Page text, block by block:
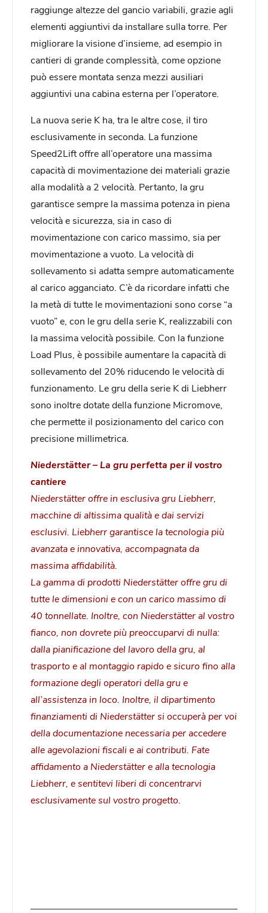
raggiunge altezze del gancio variabili, grazie agli
elementi aggiuntivi da installare sulla torre. Per
migliorare la visione d’insieme, ad esempio in
cantieri di grande complessità, come opzione
può essere montata senza mezzi ausiliari
aggiuntivi una cabina esterna per l’operatore.
La nuova serie K ha, tra le altre cose, il tiro
esclusivamente in seconda. La funzione
Speed2Lift offre all’operatore una massima
capacità di movimentazione dei materiali grazie
alla modalità a 2 velocità. Pertanto, la gru
garantisce sempre la massima potenza in piena
velocità e sicurezza, sia in caso di
movimentazione con carico massimo, sia per
movimentazione a vuoto. La velocità di
sollevamento si adatta sempre automaticamente
al carico agganciato. C’è da ricordare infatti che
la metà di tutte le movimentazioni sono corse “a
vuoto” e, con le gru della serie K, realizzabili con
la massima velocità possibile. Con la funzione
Load Plus, è possibile aumentare la capacità di
sollevamento del 20% riducendo le velocità di
funzionamento. Le gru della serie K di Liebherr
sono inoltre dotate della funzione Micromove,
che permette il posizionamento del carico con
precisione millimetrica.
Niederstätter – La gru perfetta per il vostro
cantiere
Niederstätter offre in esclusiva gru Liebherr,
macchine di altissima qualità e dai servizi
esclusivi. Liebherr garantisce la tecnologia più
avanzata e innovativa, accompagnata da
massima affidabilità.
La gamma di prodotti Niederstätter offre gru di
tutte le dimensioni e con un carico massimo di
40 tonnellate. Inoltre, con Niederstätter al vostro
fianco, non dovrete più preoccuparvi di nulla:
dalla pianificazione del lavoro della gru, al
trasporto e al montaggio rapido e sicuro fino alla
formazione degli operatori della gru e
all’assistenza in loco. Inoltre, il dipartimento
finanziamenti di Niederstätter si occuperà per voi
della documentazione necessaria per accedere
alle agevolazioni fiscali e ai contributi. Fate
affidamento a Niederstätter e alla tecnologia
Liebherr, e sentitevi liberi di concentrarvi
esclusivamente sul vostro progetto.